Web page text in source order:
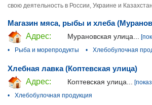
свою деятельность в России, Украине и
Магазин мяса, рыбы и хлеба
Адрес:
Мурановская улица...
•
Рыба и морепродукты • Хлебобулочная
Хлебная лавка (Коптевская улица)
Адрес:
Коптевская улица...
•
Хлебобулочная продукция